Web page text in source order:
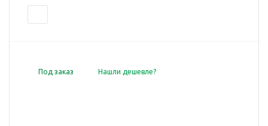
Под заказ Нашли дешевле?